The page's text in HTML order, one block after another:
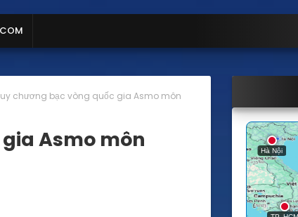
chương bạc vòng quốc gia Asmo môn
Asmo môn